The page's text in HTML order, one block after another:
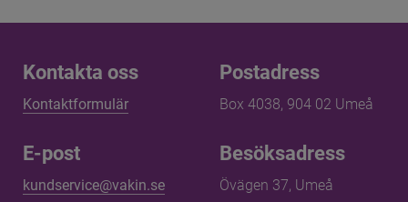
Kontakta oss
Kontakta oss
Kontaktformulär
E-post
kundservice@vakin.se
Postadress
Box 4038, 904 02 Umeå
Besöksadress
Övägen 37, Umeå